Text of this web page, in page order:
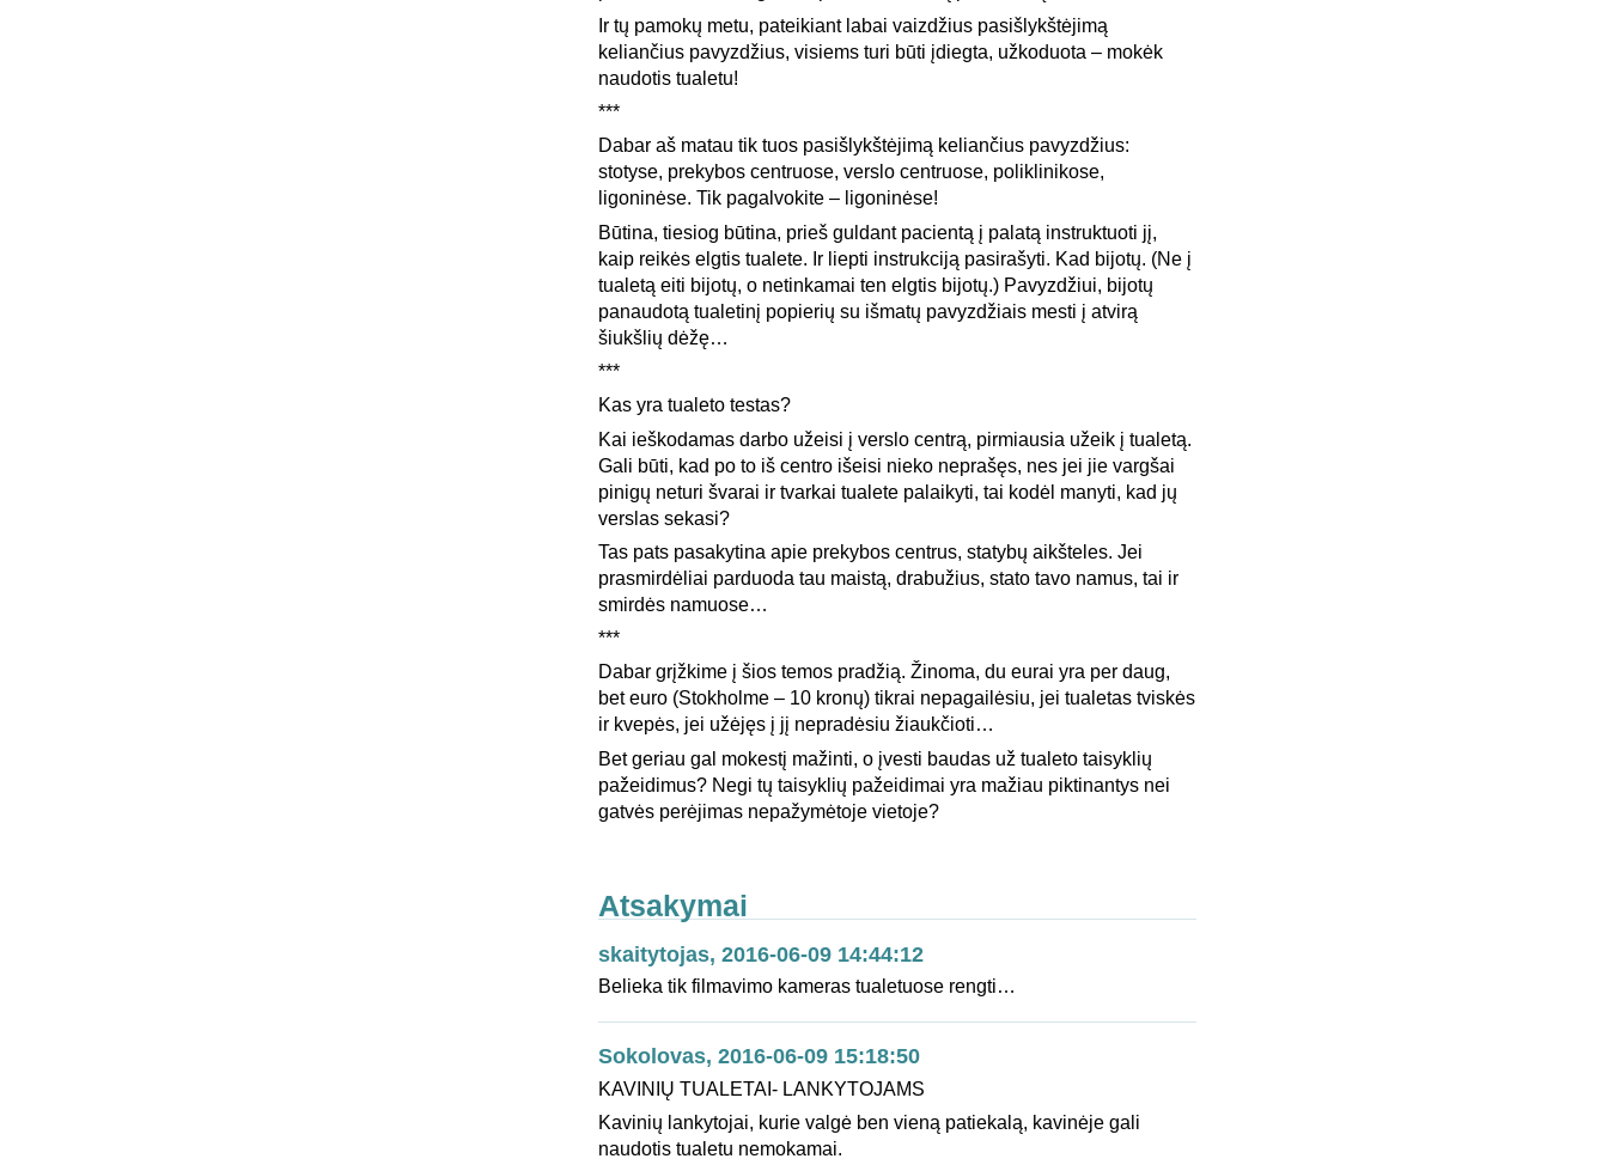
Ir tų pamokų metu, pateikiant labai vaizdžius pasišlykštėjimą
keliančius pavyzdžius, visiems turi būti įdiegta, užkoduota – mokėk
naudotis tualetu!
***
Dabar aš matau tik tuos pasišlykštėjimą keliančius pavyzdžius:
stotyse, prekybos centruose, verslo centruose, poliklinikose,
ligoninėse. Tik pagalvokite – ligoninėse!
Būtina, tiesiog būtina, prieš guldant pacientą į palatą instruktuoti jį,
kaip reikės elgtis tualete. Ir liepti instrukciją pasirašyti. Kad bijotų. (Ne į
tualetą eiti bijotų, o netinkamai ten elgtis bijotų.) Pavyzdžiui, bijotų
panaudotą tualetinį popierių su išmatų pavyzdžiais mesti į atvirą
šiukšlių dėžę…
***
Kas yra tualeto testas?
Kai ieškodamas darbo užeisi į verslo centrą, pirmiausia užeik į tualetą.
Gali būti, kad po to iš centro išeisi nieko neprašęs, nes jei jie vargšai
pinigų neturi švarai ir tvarkai tualete palaikyti, tai kodėl manyti, kad jų
verslas sekasi?
Tas pats pasakytina apie prekybos centrus, statybų aikšteles. Jei
prasmirdėliai parduoda tau maistą, drabužius, stato tavo namus, tai ir
smirdės namuose…
***
Dabar grįžkime į šios temos pradžią. Žinoma, du eurai yra per daug,
bet euro (Stokholme – 10 kronų) tikrai nepagailėsiu, jei tualetas tviskės
ir kvepės, jei užėjęs į jį nepradėsiu žiaukčioti…
Bet geriau gal mokestį mažinti, o įvesti baudas už tualeto taisyklių
pažeidimus? Negi tų taisyklių pažeidimai yra mažiau piktinantys nei
gatvės perėjimas nepažymėtoje vietoje?
Atsakymai
skaitytojas, 2016-06-09 14:44:12
Belieka tik filmavimo kameras tualetuose rengti…
Sokolovas, 2016-06-09 15:18:50
KAVINIŲ TUALETAI- LANKYTOJAMS
Kavinių lankytojai, kurie valgė ben vieną patiekalą, kavinėje gali
naudotis tualetu nemokamai.